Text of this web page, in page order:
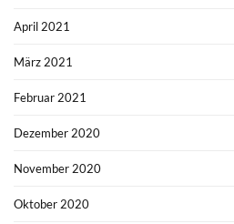
April 2021
März 2021
Februar 2021
Dezember 2020
November 2020
Oktober 2020